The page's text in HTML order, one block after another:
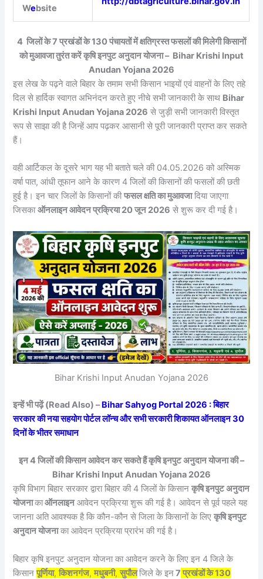
Website
4 जिलों के 7 प्रखंडों के 130 पंचायतों में क्षतिग्रस्त फसलों की मिलेगी किसानों
को मुआवजा तुरंत करें कृषि इनपुट अनुदान योजना – Bihar Krishi Input
Anudan Yojana 2026
इस लेख के पढ़ने वाले बिहार के तमाम सभी किसान भाइयों एवं वाहनों के लिए तहे
दिल से हार्दिक स्वागत अभिनंदन करते हुए नीचे सभी जानकारी के साथ Bihar
Krishi Input Anudan Yojana 2026 से जुड़ी सभी जानकारी विस्तृत
रूप से साझा की है जिन्हें आप पढ़कर आसानी से पूरी जानकारी प्राप्त कर सकते
हैं।
वही आर्टिकल के दूसरे भाग यह भी बताते चले की 04.05.2026 को अस्मिक
वर्षा पात, आंधी तूफान आने के कारण 4 जिलों की किसानों की फसलों की छती
हुई है। इन चार जिलों के किसानों कीफसल क्षति का मुआवजादिया जाएगा
जिसकाऑनलाइन आवेदन प्रक्रिया 20 जून 2026 से शुरू कर दी गई है।
Bihar Krishi Input Anudan Yojana 2026
इन्हें भी पढ़ें (Read Also) –Bihar Sahyog Portal 2026 : बिहार
सरकार की नया सहयोग पोर्टल लॉन्च और सभी सरकारी शिकायत ऑनलाइन 30
दिनों के भीतर समाधान
इन 4 जिलों की किसान आवेदन कर सकते हैं कृषि इनपुट अनुदान योजना की –
Bihar Krishi Input Anudan Yojana 2026
कृषि विभाग बिहार सरकार द्वारा बिहार की 4 जिलों के किसानकृषि इनपुट अनुदान
योजनाकाऑनलाइनआवेदन प्रक्रिया शुरू की गई है। आवेदन से पूर्व पहले यह
जानना अति आवश्यक है कि कौन-कौन से जिला के किसानों के लिएकृषि इनपुट
अनुदान योजनाका आवेदन प्रक्रिया प्रारंभ की गई है।
बिहार कृषि इनपुट अनुदान योजना का आवेदन करने के लिए इन 4 जिले के
किसानपूर्णिया,किशनगंज,मधुबनी,सुपौलजिले के इन7 प्रखंडों के 130